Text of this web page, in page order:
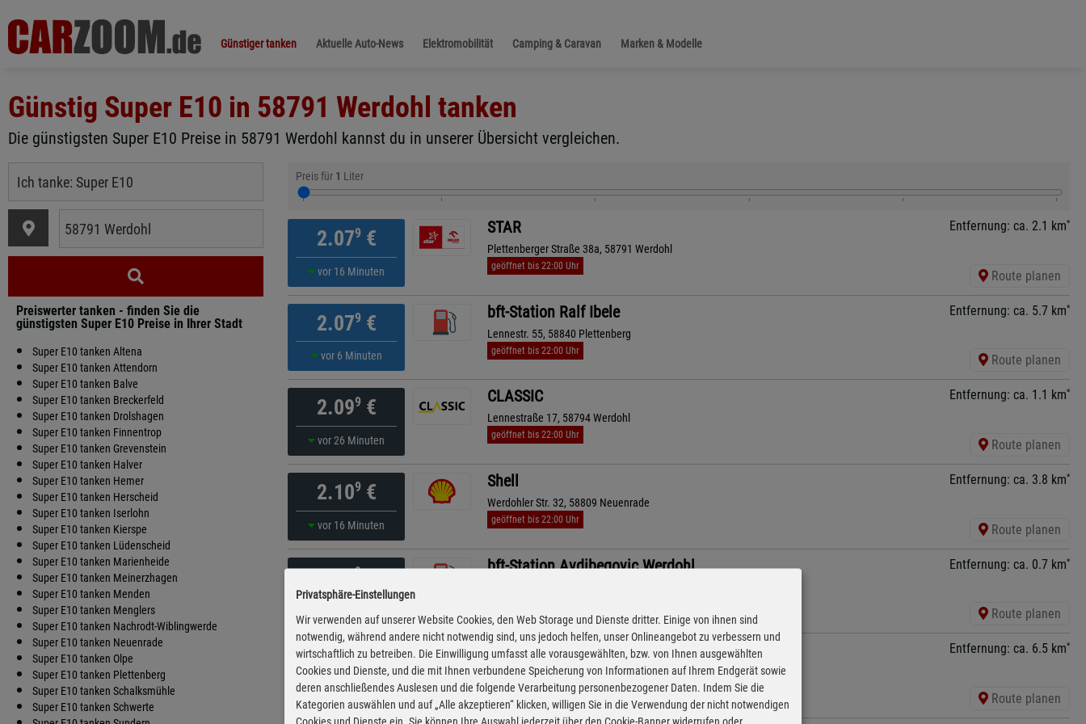
Günstiger tanken Aktuelle Auto-News Elektromobilität Camping & Caravan Marken & Modelle
Günstig Super E10 in 58791 Werdohl tanken
Die günstigsten Super E10 Preise in 58791 Werdohl kannst du in unserer Übersicht vergleichen.
Preiswerter tanken - finden Sie die
günstigsten Super E10 Preise in Ihrer Stadt
Super E10 tanken Altena
Super E10 tanken Attendorn
Super E10 tanken Balve
Super E10 tanken Breckerfeld
Super E10 tanken Drolshagen
Super E10 tanken Finnentrop
Super E10 tanken Grevenstein
Super E10 tanken Halver
Super E10 tanken Hemer
Super E10 tanken Herscheid
Super E10 tanken Iserlohn
Super E10 tanken Kierspe
Super E10 tanken Lüdenscheid
Super E10 tanken Marienheide
Super E10 tanken Meinerzhagen
Super E10 tanken Menden
Super E10 tanken Menglers
Super E10 tanken Nachrodt-Wiblingwerde
Super E10 tanken Neuenrade
Super E10 tanken Olpe
Super E10 tanken Plettenberg
Super E10 tanken Schalksmühle
Super E10 tanken Schwerte
Preis für 1 Liter
2.079€
vor 16 Minuten
STAR
Plettenberger Straße 38a, 58791 Werdohl
geöffnet bis 22:00 Uhr
Entfernung: ca. 2.1 km*
Route planen
2.079€
vor 6 Minuten
bft-Station Ralf Ibele
Lennestr. 55, 58840 Plettenberg
geöffnet bis 22:00 Uhr
Entfernung: ca. 5.7 km*
Route planen
2.099€
vor 26 Minuten
CLASSIC
Lennestraße 17, 58794 Werdohl
geöffnet bis 22:00 Uhr
Entfernung: ca. 1.1 km*
Route planen
2.109€
vor 16 Minuten
Shell
Werdohler Str. 32, 58809 Neuenrade
geöffnet bis 22:00 Uhr
Entfernung: ca. 3.8 km*
Route planen
2.119€ bft-Station Avdibegovic Werdohl Entfernung: ca. 0.7 km*
Route planen
2.119€
vor 6 Minuten
bft Station Yilmaz
Rahmede Str. 189, 58762 Altena
geöffnet bis 21:00 Uhr
Entfernung: ca. 6.5 km*
Route planen
Privatsphäre-Einstellungen
Wir verwenden auf unserer Website Cookies, den Web Storage und Dienste dritter. Einige von ihnen sind
notwendig, während andere nicht notwendig sind, uns jedoch helfen, unser Onlineangebot zu verbessern und
wirtschaftlich zu betreiben. Die Einwilligung umfasst alle vorausgewählten, bzw. von Ihnen ausgewählten
Cookies und Dienste, und die mit Ihnen verbundene Speicherung von Informationen auf Ihrem Endgerät sowie
deren anschließendes Auslesen und die folgende Verarbeitung personenbezogener Daten. Indem Sie die
Kategorien auswählen und auf „Alle akzeptieren“ klicken, willigen Sie in die Verwendung der nicht notwendigen
Cookies und Dienste ein. Sie können Ihre Auswahl jederzeit über den Cookie-Banner widerrufen oder